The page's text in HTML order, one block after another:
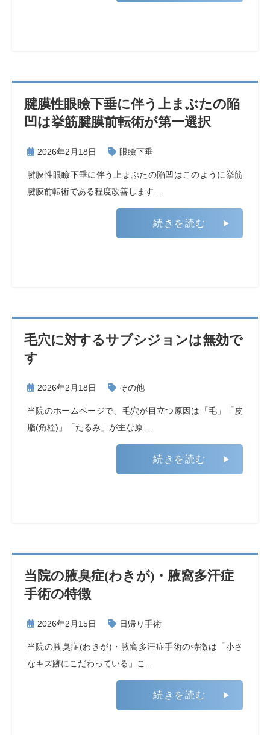
腱膜性眼瞼下垂に伴う上まぶたの陥
凹は挙筋腱膜前転術が第一選択
2026年2月18日 眼瞼下垂
腱膜性眼瞼下垂に伴う上まぶたの陥凹はこのように挙筋
腱膜前転術である程度改善します…
続きを読む
毛穴に対するサブシジョンは無効で
す
2026年2月18日 その他
当院のホームページで、毛穴が目立つ原因は「毛」「皮
脂(角栓)」「たるみ」が主な原…
続きを読む
当院の腋臭症(わきが)・腋窩多汗症
手術の特徴
2026年2月15日 日帰り手術
当院の腋臭症(わきが)・腋窩多汗症手術の特徴は「小さ
なキズ跡にこだわっている」こ…
続きを読む